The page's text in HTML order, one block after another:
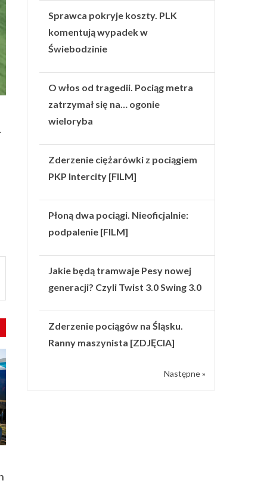
Sprawca pokryje koszty. PLK
komentują wypadek w
Świebodzinie
O włos od tragedii. Pociąg metra
zatrzymał się na… ogonie
wieloryba
Zderzenie ciężarówki z pociągiem
PKP Intercity [FILM]
Płoną dwa pociągi. Nieoficjalnie:
podpalenie [FILM]
Jakie będą tramwaje Pesy nowej
generacji? Czyli Twist 3.0 Swing 3.0
Zderzenie pociągów na Śląsku.
Ranny maszynista [ZDJĘCIA]
Następne »